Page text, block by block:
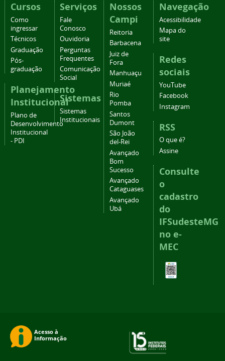
Cursos
Como
ingressar
Técnicos
Graduação
Pós-
graduação
Planejamento
Institucional
Plano de
Desenvolvimento
Institucional
- PDI
Serviços
Fale
Conosco
Ouvidoria
Perguntas
Frequentes
Comunicação
Social
Sistemas
Sistemas
Institucionais
Nossos
Campi
Reitoria
Barbacena
Juiz de
Fora
Manhuaçu
Muriaé
Rio
Pomba
Santos
Dumont
São João
del-Rei
Avançado
Bom
Sucesso
Avançado
Cataguases
Avançado
Ubá
Navegação
Acessibilidade
Mapa do
site
Redes
sociais
YouTube
Facebook
Instagram
RSS
O que é?
Assine
Consulte
o
cadastro
do
IFSudesteMG
no e-
MEC